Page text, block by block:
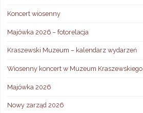
Koncert wiosenny
Majówka 2026 – fotorelacja
Kraszewski Muzeum – kalendarz wydarzeń
Wiosenny koncert w Muzeum Kraszewskiego
Majówka 2026
Nowy zarząd 2026